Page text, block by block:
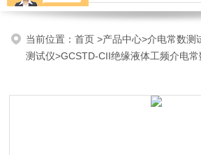
当前位置：首页>产品中心>介电常数测
测试仪>GCSTD-CII绝缘液体工频介电常